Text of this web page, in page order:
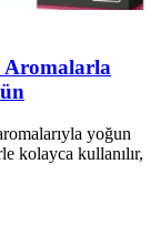
Aromalarla
yoğun
kolayca kullanılır,